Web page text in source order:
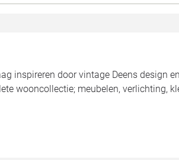
inspireren door vintage Deens design en
wooncollectie; meubelen, verlichting,